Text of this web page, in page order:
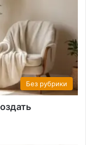
Без рубрики